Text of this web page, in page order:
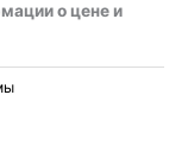
о цене и